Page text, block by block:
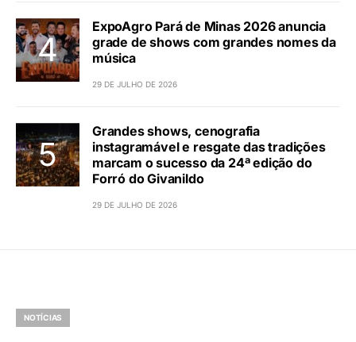
ExpoAgro Pará de Minas 2026 anuncia
grade de shows com grandes nomes da
música
29 DE JULHO DE 2026
Grandes shows, cenografia
instagramável e resgate das tradições
marcam o sucesso da 24ª edição do
Forró do Givanildo
29 DE JULHO DE 2026
NOTÍCIAS